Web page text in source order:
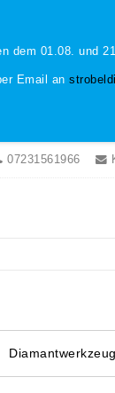
dem 01.08. und
Email an
07231561966